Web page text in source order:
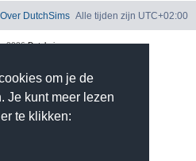
om je de
Je kunt meer lezen
te klikken:
Alle tijden zijn UTC+02:00
Over DutchSims
-2026Dutchsims
door
phpBB.nl.
Authentication ©
2.81 MiB | GZIP: On |